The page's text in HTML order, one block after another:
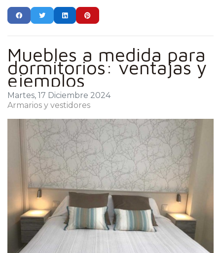
Muebles a medida para
dormitorios: ventajas y
ejemplos
Martes, 17 Diciembre 2024
Armarios y vestidores